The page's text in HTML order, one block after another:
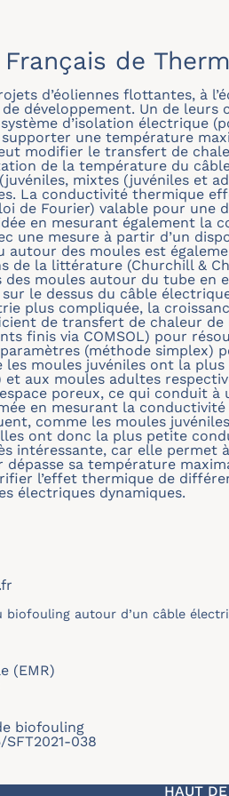
de
d’éoliennes flottantes, à
développement. Un de
d’isolation électrique
une température
modifier le transfert de
de la température du
mixtes (juvéniles et
La conductivité thermique
de Fourier) valable pour
en mesurant également la
une mesure à partir d’un
autour des moules est
de la littérature (Churchill &
moules autour du tube en
le dessus du câble
plus compliquée, la
de transfert de chaleur de
finis via COMSOL) pour
(méthode
les moules juvéniles ont la
aux moules adultes
poreux, ce qui conduit
en mesurant la
comme les moules
ont donc la plus petite
intéressante, car elle permet
sa température
l’effet thermique de
électriques dynamiques.
autour d’un câble
(EMR)
biofouling
038
HAUT